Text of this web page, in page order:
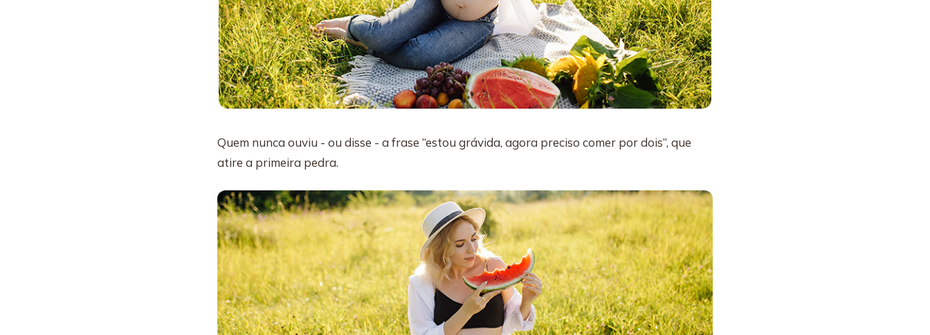
Quem nunca ouviu - ou disse - a frase “estou grávida, agora preciso comer por dois”, que
atire a primeira pedra.